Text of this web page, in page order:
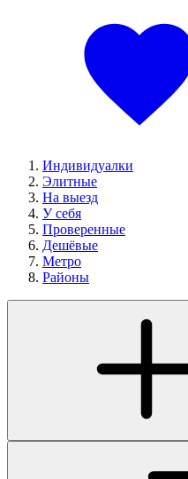
Индивидуалки
Элитные
На выезд
У себя
Проверенные
Дешёвые
Метро
Районы